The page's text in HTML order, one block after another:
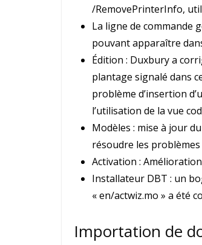
/RemovePrinterInfo,
La ligne de commande
pouvant apparaître
Édition : Duxbury a
plantage signalé dans
problème d’insertion
l’utilisation de la vue
Modèles : mise à jour
résoudre les problèmes
Activation :
Installateur DBT : un
« en/actwiz.mo » a été
Importation de